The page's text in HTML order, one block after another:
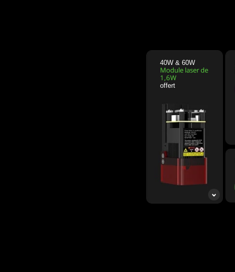
40W & 60W
Module laser de
1,6W
offert